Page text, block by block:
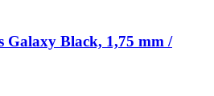
Galaxy Black, 1,75 mm /